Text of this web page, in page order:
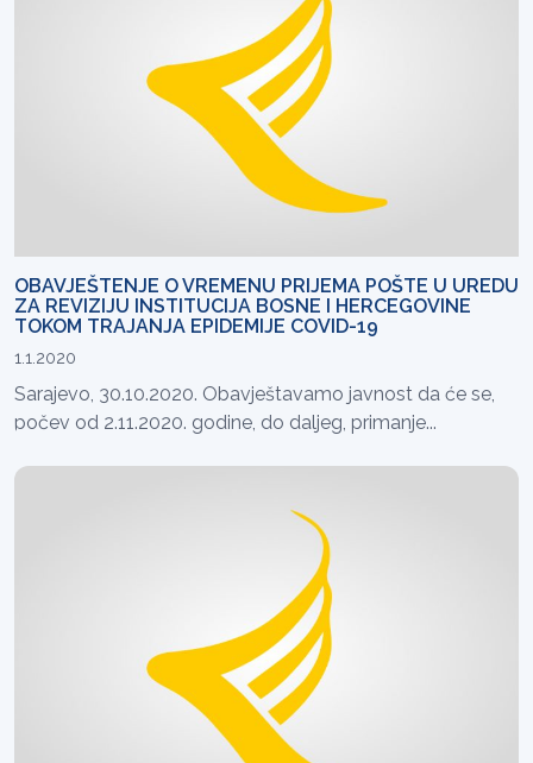
OBAVJEŠTENJE O VREMENU PRIJEMA POŠTE U UREDU
ZA REVIZIJU INSTITUCIJA BOSNE I HERCEGOVINE
TOKOM TRAJANJA EPIDEMIJE COVID-19
1.1.2020
Sarajevo, 30.10.2020. Obavještavamo javnost da će se,
počev od 2.11.2020. godine, do daljeg, primanje...